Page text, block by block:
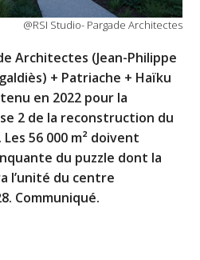
@RSI Studio- Pargade Architectes
Architectes (Jean-Philippe
+ Patriache + Haïku
en 2022 pour la
2 de la reconstruction du
56 000 m² doivent
du puzzle dont la
l’unité du centre
Communiqué.